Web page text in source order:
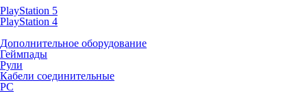
PlayStation 5
PlayStation 4
Дополнительное оборудование
Геймпады
Рули
Кабели соединительные
PC